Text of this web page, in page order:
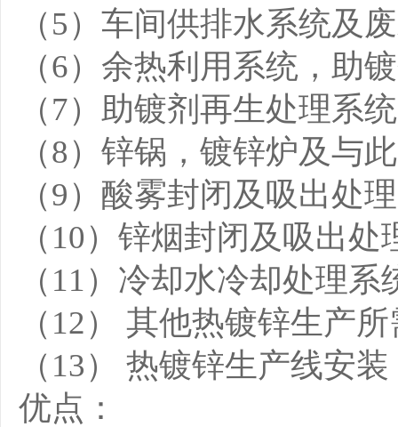
（5）车间供排水系统及
（6）余热利用系统，助
（7）助镀剂再生处理系统
（8）锌锅，镀锌炉及与
（9）酸雾封闭及吸出处
（10）锌烟封闭及吸出处
（11）冷却水冷却处理系
（12） 其他热镀锌生产
（13） 热镀锌生产线安
优点：